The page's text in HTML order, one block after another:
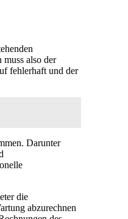
also der
fehlerhaft und der
Darunter
die
abzurechnen